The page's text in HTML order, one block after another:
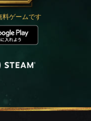
ゲームです